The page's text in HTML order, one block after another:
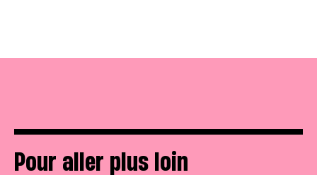
Pour aller plus loin